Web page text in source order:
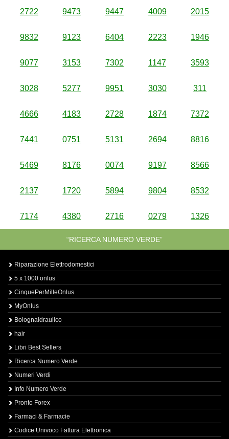
2722 9473 9447 4009 2015
9832 9123 6404 2223 1946
9077 3153 7302 1147 3593
3028 5277 9951 3030 311
4666 4183 2728 1874 7372
7441 0751 5131 2694 8816
5469 8176 0074 9197 8566
2137 1720 5894 9804 8532
7174 4380 2716 0279 1326
“RICERCA NUMERO VERDE”
Riparazione Elettrodomestici
5 x 1000 onlus
CinquePerMilleOnlus
MyOnlus
BolognaIdraulico
hair
Libri Best Sellers
Ricerca Numero Verde
Numeri Verdi
Info Numero Verde
Pronto Forex
Farmaci & Farmacie
Codice Univoco Fattura Elettronica